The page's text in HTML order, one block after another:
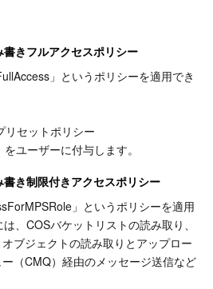
FileSystem
ス
スTDSQL
Cache (Redis OSS-Compatible)
ス
きフルアクセスポリシー
」というポリシーを適用でき
リセットポリシー
ユーザーに付与します。
き制限付きアクセスポリシー
」というポリシーを適用
、COSバケットリストの読み取り、
ブジェクトの読み取りとアップロー
（CMQ）経由のメッセージ送信など